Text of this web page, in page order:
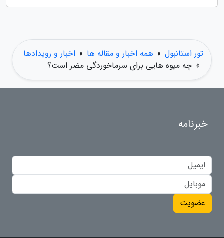
تور استانبول » همه اخبار و مقاله ها » اخبار و رویدادها
» چه میوه هایی برای سرماخوردگی مضر است؟
خبرنامه
عضویت